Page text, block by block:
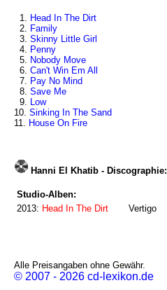
1. Head In The Dirt
2. Family
3. Skinny Little Girl
4. Penny
5. Nobody Move
6. Can't Win Em All
7. Pay No Mind
8. Save Me
9. Low
10. Sinking In The Sand
11. House On Fire
Hanni El Khatib - Discographie:
Studio-Alben:
2013: Head In The Dirt Vertigo
Alle Preisangaben ohne Gewähr.
© 2007 - 2026 cd-lexikon.de